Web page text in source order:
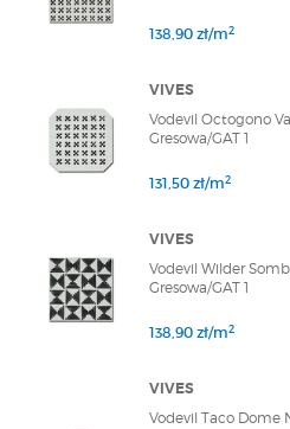
138,90 zł/m2
VIVES
Vodevil Octogono
Gresowa/GAT 1
131,50 zł/m2
VIVES
Vodevil Wilder
Gresowa/GAT 1
138,90 zł/m2
VIVES
Vodevil Taco Dome